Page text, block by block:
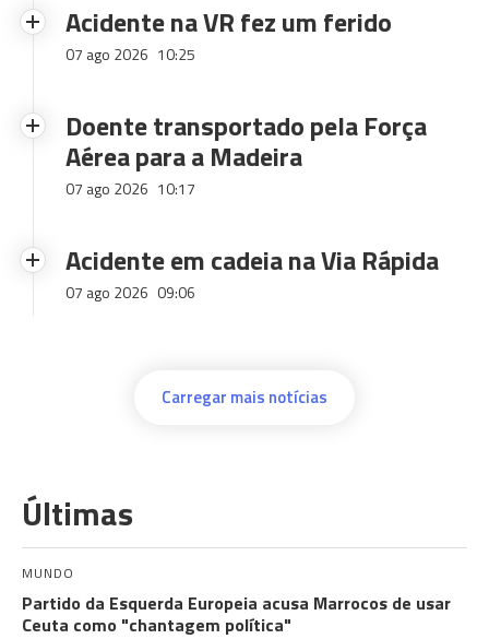
Acidente na VR fez um ferido
07 ago 2026 10:25
Doente transportado pela Força
Aérea para a Madeira
07 ago 2026 10:17
Acidente em cadeia na Via Rápida
07 ago 2026 09:06
Carregar mais notícias
Últimas
MUNDO
Partido da Esquerda Europeia acusa Marrocos de usar
Ceuta como "chantagem política"